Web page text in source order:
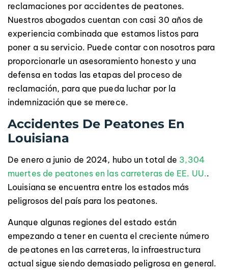
reclamaciones por accidentes de peatones.
Nuestros abogados cuentan con casi 30 años de
experiencia combinada que estamos listos para
poner a su servicio. Puede contar con nosotros para
proporcionarle un asesoramiento honesto y una
defensa en todas las etapas del proceso de
reclamación, para que pueda luchar por la
indemnización que se merece.
Accidentes De Peatones En
Louisiana
De enero a junio de 2024, hubo un total de 3,304
muertes de peatones en las carreteras de EE. UU..
Louisiana se encuentra entre los estados más
peligrosos del país para los peatones.
Aunque algunas regiones del estado están
empezando a tener en cuenta el creciente número
de peatones en las carreteras, la infraestructura
actual sigue siendo demasiado peligrosa en general.